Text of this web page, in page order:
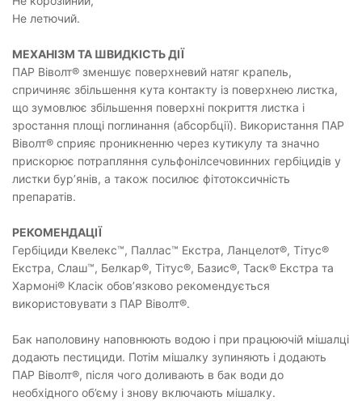
Не летючий.
МЕХАНІЗМ ТА ШВИДКІСТЬ ДІЇ
ПАР Віволт® зменшує поверхневий натяг крапель,
спричиняє збільшення кута контакту із поверхнею листка,
що зумовлює збільшення поверхні покриття листка і
зростання площі поглинання (абсорбції). Використання ПАР
Віволт® сприяє проникненню через кутикулу та значно
прискорює потрапляння сульфонілсечовинних гербіцидів у
листки бур’янів, а також посилює фітотоксичність
препаратів.
РЕКОМЕНДАЦІЇ
Гербіциди Квелекс™, Паллас™ Екстра, Ланцелот®, Тітус®
Екстра, Слаш™, Белкар®, Тітус®, Базис®, Таск® Екстра та
Хармоні® Класік обов’язково рекомендується
використовувати з ПАР Віволт®.
Бак наполовину наповнюють водою і при працюючій мішалці
додають пестициди. Потім мішалку зупиняють і додають
ПАР Віволт®, після чого доливають в бак води до
необхідного об’єму і знову включають мішалку.